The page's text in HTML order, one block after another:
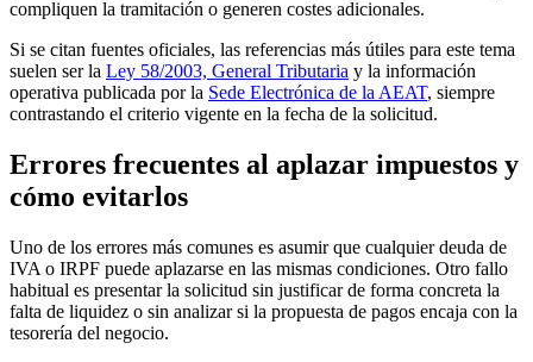
compliquen la tramitación o generen costes adicionales.
Si se citan fuentes oficiales, las referencias más útiles para este tema
suelen ser la Ley 58/2003, General Tributaria y la información
operativa publicada por la Sede Electrónica de la AEAT, siempre
contrastando el criterio vigente en la fecha de la solicitud.
Errores frecuentes al aplazar impuestos y
cómo evitarlos
Uno de los errores más comunes es asumir que cualquier deuda de
IVA o IRPF puede aplazarse en las mismas condiciones. Otro fallo
habitual es presentar la solicitud sin justificar de forma concreta la
falta de liquidez o sin analizar si la propuesta de pagos encaja con la
tesorería del negocio.